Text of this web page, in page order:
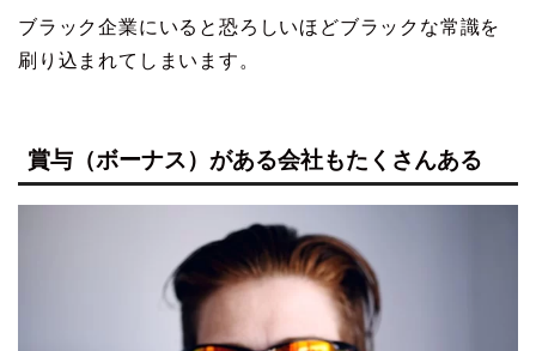
ブラック企業にいると恐ろしいほどブラックな常識を
刷り込まれてしまいます。
賞与（ボーナス）がある会社もたくさんある